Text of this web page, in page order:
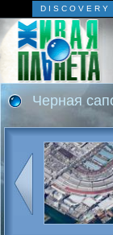
D I S C O V E R Y
Черная